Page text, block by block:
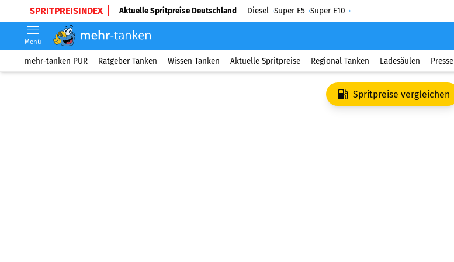
SPRITPREISINDEX Aktuelle Spritpreise Deutschland Diesel Super E5 Super E10
Menü
mehr-tanken PUR Ratgeber Tanken Wissen Tanken Aktuelle Spritpreise Regional Tanken Ladesäulen Presse
Spritpreise vergleichen